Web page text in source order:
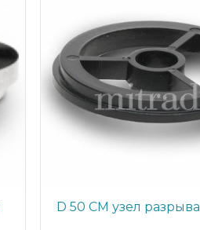
D 50 CМ узел разрыва